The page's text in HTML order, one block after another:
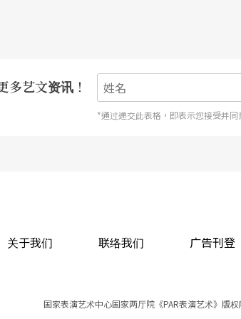
是跨地理的问题，而是需要将跨文化作
同属华人，但每个人历处的背景、社会的
异，而每一种文化又有各自的形成脉络
多艺文资讯！
*通过递交此表格，即表示您接受并
关于我们 联络我们 广告刊登
国家表演艺术中心国家两厅院《PAR表演艺术》版